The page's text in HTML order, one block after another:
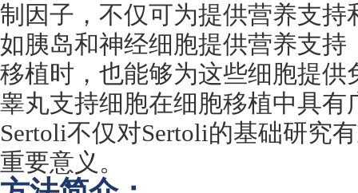
制因子，不仅可为提供营养支
如胰岛和神经细胞提供营养支
移植时，也能够为这些细胞提
睾丸支持细胞在细胞移植中具
Sertoli不仅对Sertoli的基础研究
重要意义。